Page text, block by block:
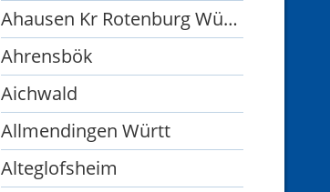
Ahausen Kr Rotenburg Wümme
Ahrensbök
Aichwald
Allmendingen Württ
Alteglofsheim